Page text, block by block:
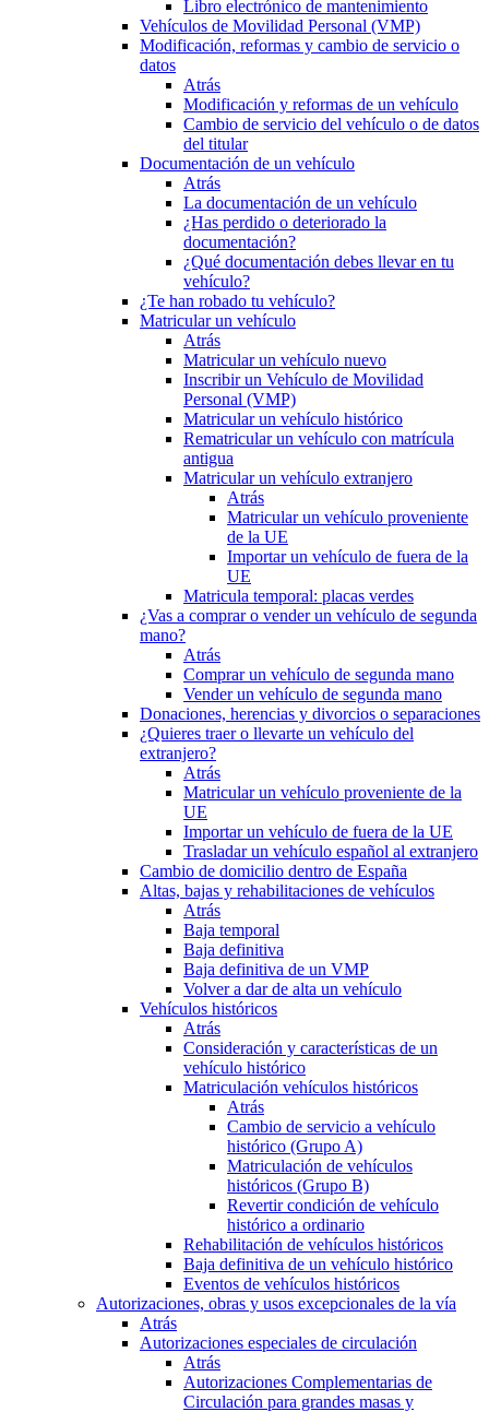
Libro electrónico de mantenimiento
Vehículos de Movilidad Personal (VMP)
Modificación, reformas y cambio de servicio o
datos
Atrás
Modificación y reformas de un vehículo
Cambio de servicio del vehículo o de datos
del titular
Documentación de un vehículo
Atrás
La documentación de un vehículo
¿Has perdido o deteriorado la
documentación?
¿Qué documentación debes llevar en tu
vehículo?
¿Te han robado tu vehículo?
Matricular un vehículo
Atrás
Matricular un vehículo nuevo
Inscribir un Vehículo de Movilidad
Personal (VMP)
Matricular un vehículo histórico
Rematricular un vehículo con matrícula
antigua
Matricular un vehículo extranjero
Atrás
Matricular un vehículo proveniente
de la UE
Importar un vehículo de fuera de la
UE
Matricula temporal: placas verdes
¿Vas a comprar o vender un vehículo de segunda
mano?
Atrás
Comprar un vehículo de segunda mano
Vender un vehículo de segunda mano
Donaciones, herencias y divorcios o separaciones
¿Quieres traer o llevarte un vehículo del
extranjero?
Atrás
Matricular un vehículo proveniente de la
UE
Importar un vehículo de fuera de la UE
Trasladar un vehículo español al extranjero
Cambio de domicilio dentro de España
Altas, bajas y rehabilitaciones de vehículos
Atrás
Baja temporal
Baja definitiva
Baja definitiva de un VMP
Volver a dar de alta un vehículo
Vehículos históricos
Atrás
Consideración y características de un
vehículo histórico
Matriculación vehículos históricos
Atrás
Cambio de servicio a vehículo
histórico (Grupo A)
Matriculación de vehículos
históricos (Grupo B)
Revertir condición de vehículo
histórico a ordinario
Rehabilitación de vehículos históricos
Baja definitiva de un vehículo histórico
Eventos de vehículos históricos
Autorizaciones, obras y usos excepcionales de la vía
Atrás
Autorizaciones especiales de circulación
Atrás
Autorizaciones Complementarias de
Circulación para grandes masas y